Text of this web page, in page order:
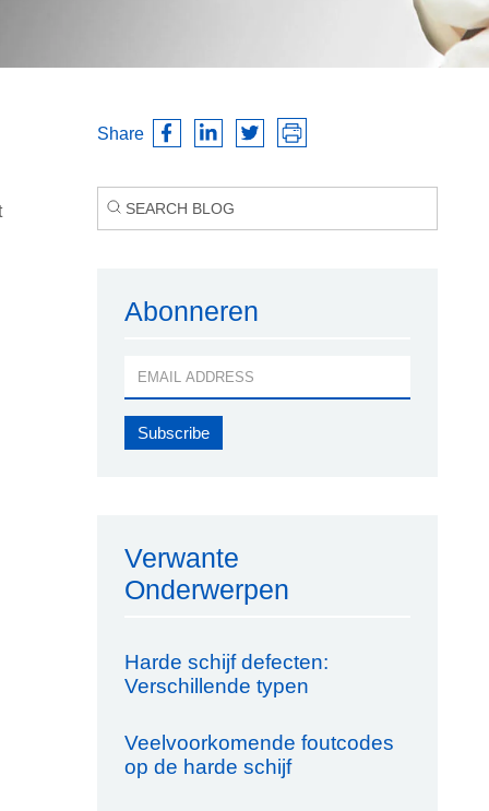
Share
Abonneren
Verwante
Onderwerpen
Harde schijf defecten:
Verschillende typen
Veelvoorkomende foutcodes
op de harde schijf